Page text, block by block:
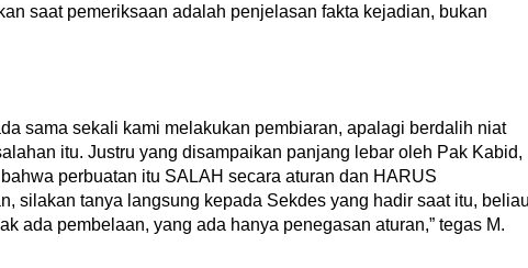
saat pemeriksaan adalah penjelasan fakta kejadian, bukan
sama sekali kami melakukan pembiaran, apalagi berdalih niat
itu. Justru yang disampaikan panjang lebar oleh Pak Kabid,
perbuatan itu SALAH secara aturan dan HARUS
silakan tanya langsung kepada Sekdes yang hadir saat itu,
ada pembelaan, yang ada hanya penegasan aturan,” tegas M.